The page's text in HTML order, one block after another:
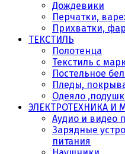
Дождевики
Перчатки,
Прихватки,
ТЕКСТИЛЬ
Полотенца
Текстиль с
Постельное
Пледы,
Одеяло
ЭЛЕКТРОТЕХНИКА И
Аудио и видео
Зарядные
питания